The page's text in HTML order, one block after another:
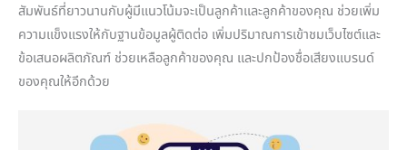
สัมพันธ์ที่ยาวนานกับผู้มีแนวโน้มจะเป็นลูกค้าและลูกค้าของคุณ ช่วยเพิ่ม
ความแข็งแรงให้กับฐานข้อมูลผู้ติดต่อ เพิ่มปริมาณการเข้าชมเว็บไซต์และ
ข้อเสนอผลิตภัณฑ์ ช่วยเหลือลูกค้าของคุณ และปกป้องชื่อเสียงแบรนด์
ของคุณให้อีกด้วย